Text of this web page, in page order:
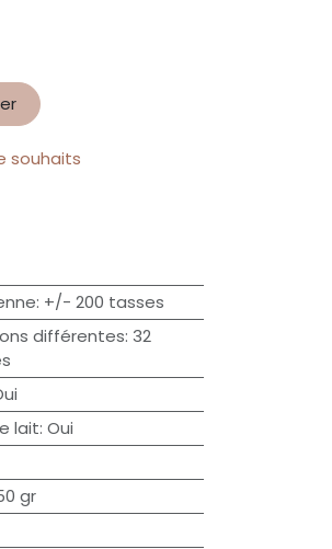
souhaits
: +/- 200 tasses
différentes: 32
lait: Oui
gr